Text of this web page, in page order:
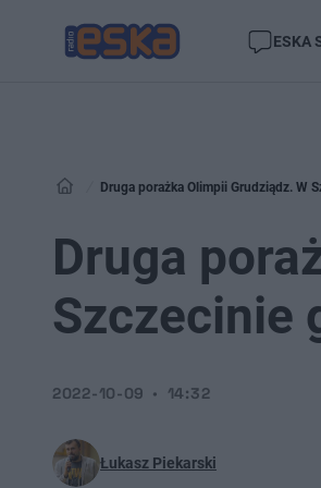
ESKA
Druga porażka Olimpii Grudziądz. W
Druga
Szczecinie
Łukasz Piekarski
2022-10-09 14:32